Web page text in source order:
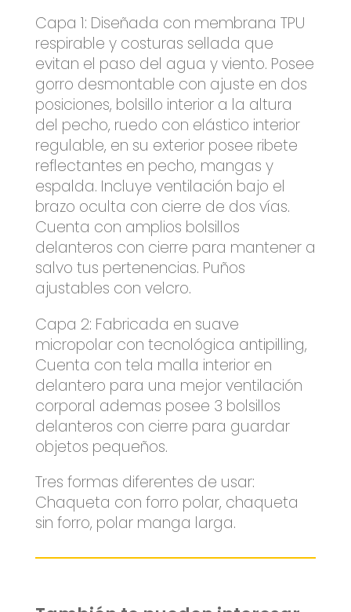
Capa 1: Diseñada con membrana TPU
respirable y costuras sellada que
evitan el paso del agua y viento. Posee
gorro desmontable con ajuste en dos
posiciones, bolsillo interior a la altura
del pecho, ruedo con elástico interior
regulable, en su exterior posee ribete
reflectantes en pecho, mangas y
espalda. Incluye ventilación bajo el
brazo oculta con cierre de dos vías.
Cuenta con amplios bolsillos
delanteros con cierre para mantener a
salvo tus pertenencias. Puños
ajustables con velcro.
Capa 2: Fabricada en suave
micropolar con tecnológica antipilling,
Cuenta con tela malla interior en
delantero para una mejor ventilación
corporal ademas posee 3 bolsillos
delanteros con cierre para guardar
objetos pequeños.
Tres formas diferentes de usar:
Chaqueta con forro polar, chaqueta
sin forro, polar manga larga.